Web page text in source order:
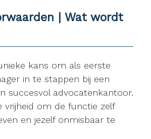
| Wat wordt
kans om als eerste
in te stappen bij een
succesvol advocatenkantoor.
vrijheid om de functie zelf
en jezelf onmisbaar te